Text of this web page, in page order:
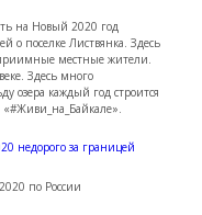
на Новый 2020 год
о поселке Листвянка. Здесь
местные жители.
Здесь много
озера каждый год строится
недорого за границей